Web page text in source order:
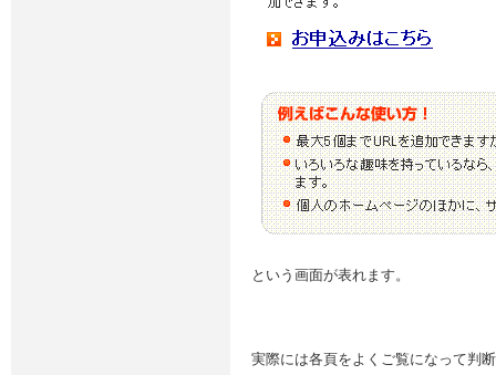
という画面が表れます。
実際には各頁をよくご覧になって判